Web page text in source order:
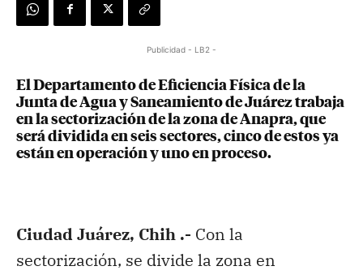
Publicidad - LB2 -
El Departamento de Eficiencia Física de la
Junta de Agua y Saneamiento de Juárez trabaja
en la sectorización de la zona de Anapra, que
será dividida en seis sectores, cinco de estos ya
están en operación y uno en proceso.
Ciudad Juárez, Chih .- Con la
sectorización, se divide la zona en